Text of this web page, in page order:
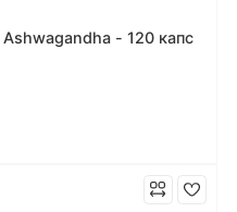
- 120 капс